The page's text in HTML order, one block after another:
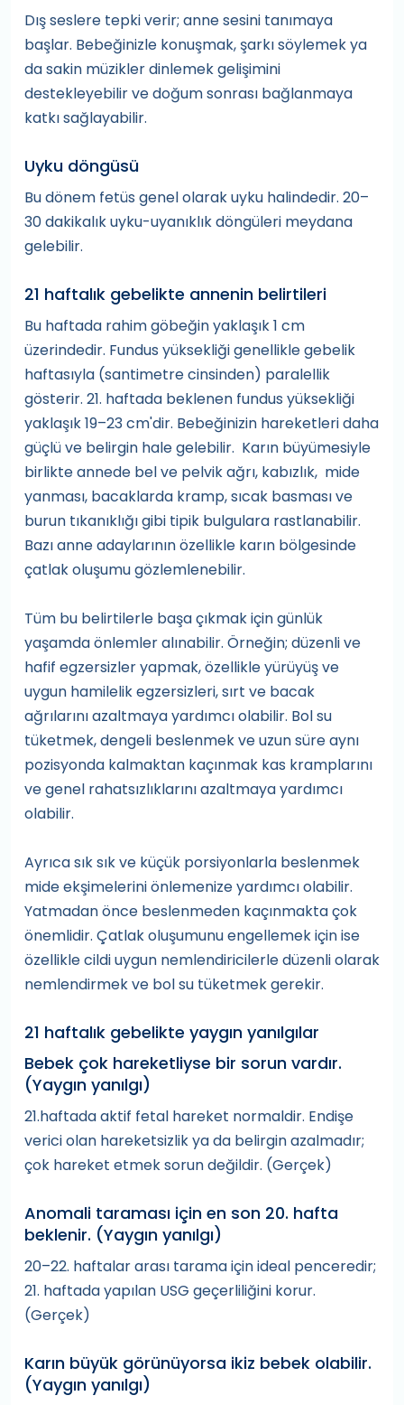
Dış seslere tepki verir; anne sesini tanımaya
başlar. Bebeğinizle konuşmak, şarkı söylemek ya
da sakin müzikler dinlemek gelişimini
destekleyebilir ve doğum sonrası bağlanmaya
katkı sağlayabilir.
Uyku döngüsü
Bu dönem fetüs genel olarak uyku halindedir. 20–
30 dakikalık uyku-uyanıklık döngüleri meydana
gelebilir.
21 haftalık gebelikte annenin belirtileri
Bu haftada rahim göbeğin yaklaşık 1 cm
üzerindedir. Fundus yüksekliği genellikle gebelik
haftasıyla (santimetre cinsinden) paralellik
gösterir. 21. haftada beklenen fundus yüksekliği
yaklaşık 19–23 cm'dir. Bebeğinizin hareketleri daha
güçlü ve belirgin hale gelebilir. Karın büyümesiyle
birlikte annede bel ve pelvik ağrı, kabızlık, mide
yanması, bacaklarda kramp, sıcak basması ve
burun tıkanıklığı gibi tipik bulgulara rastlanabilir.
Bazı anne adaylarının özellikle karın bölgesinde
çatlak oluşumu gözlemlenebilir.
Tüm bu belirtilerle başa çıkmak için günlük
yaşamda önlemler alınabilir. Örneğin; düzenli ve
hafif egzersizler yapmak, özellikle yürüyüş ve
uygun hamilelik egzersizleri, sırt ve bacak
ağrılarını azaltmaya yardımcı olabilir. Bol su
tüketmek, dengeli beslenmek ve uzun süre aynı
pozisyonda kalmaktan kaçınmak kas kramplarını
ve genel rahatsızlıklarını azaltmaya yardımcı
olabilir.
Ayrıca sık sık ve küçük porsiyonlarla beslenmek
mide ekşimelerini önlemenize yardımcı olabilir.
Yatmadan önce beslenmeden kaçınmakta çok
önemlidir. Çatlak oluşumunu engellemek için ise
özellikle cildi uygun nemlendiricilerle düzenli olarak
nemlendirmek ve bol su tüketmek gerekir.
21 haftalık gebelikte yaygın yanılgılar
Bebek çok hareketliyse bir sorun vardır.
(Yaygın yanılgı)
21.haftada aktif fetal hareket normaldir. Endişe
verici olan hareketsizlik ya da belirgin azalmadır;
çok hareket etmek sorun değildir. (Gerçek)
Anomali taraması için en son 20. hafta
beklenir. (Yaygın yanılgı)
20–22. haftalar arası tarama için ideal penceredir;
21. haftada yapılan USG geçerliliğini korur.
(Gerçek)
Karın büyük görünüyorsa ikiz bebek olabilir.
(Yaygın yanılgı)